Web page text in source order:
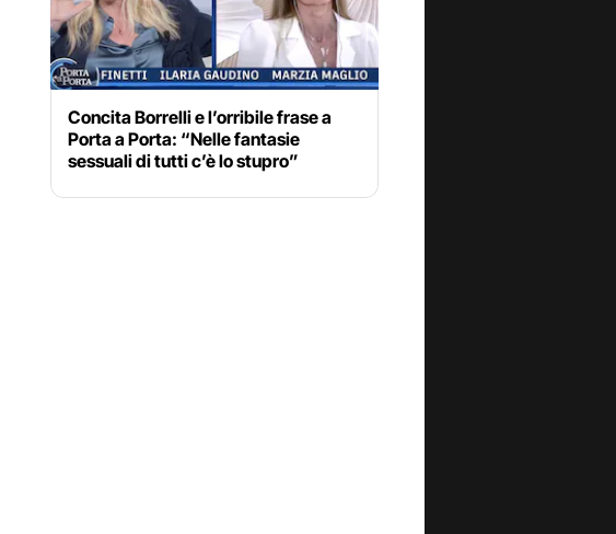
Concita Borrelli e l’orribile frase a
Porta a Porta: “Nelle fantasie
sessuali di tutti c’è lo stupro”